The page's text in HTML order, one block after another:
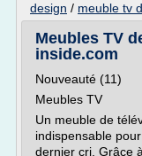
design / meuble tv
Meubles TV
inside.com
Nouveauté (11)
Meubles TV
Un meuble de
indispensable
dernier cri. Grâce